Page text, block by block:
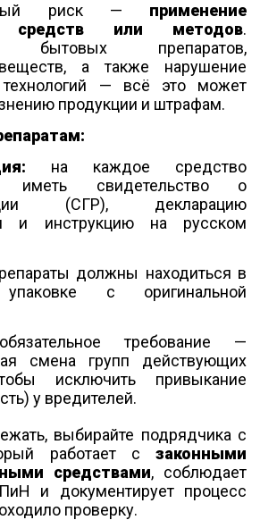
риск — применение
средств или методов.
бытовых препаратов,
а также нарушение
— всё это может
продукции и штрафам.
на каждое средство
иметь свидетельство о
(СГР), декларацию
и инструкцию на русском
должны находиться в
упаковке с оригинальной
требование —
смена групп действующих
исключить привыкание
у вредителей.
выбирайте подрядчика с
работает с законными
средствами, соблюдает
и документирует процесс
проверку.